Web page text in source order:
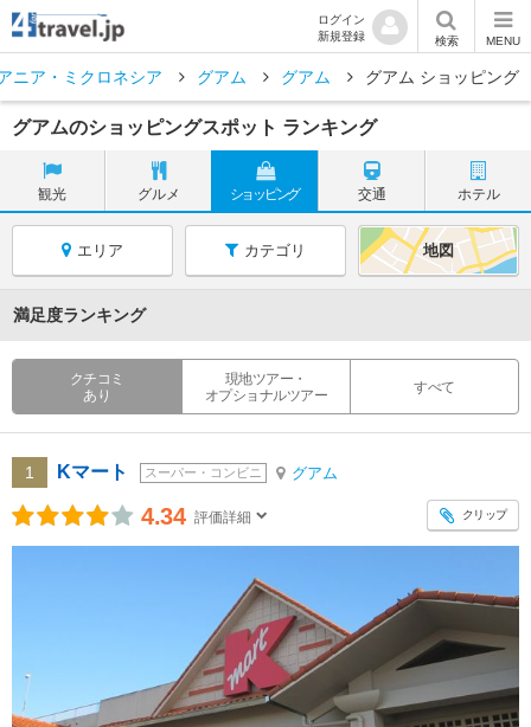
ログイン
新規登録
検索 MENU
ニア・ミクロネシア グアム グアム グアム ショッピング
グアムのショッピングスポット ランキング
観光 グルメ ショッピング 交通 ホテル
エリア カテゴリ 地図
満足度ランキング
クチコミ
あり
現地ツアー・
オプショナルツアー
すべて
1 Kマート スーパー・コンビニ グアム
4.34 評価詳細 クリップ